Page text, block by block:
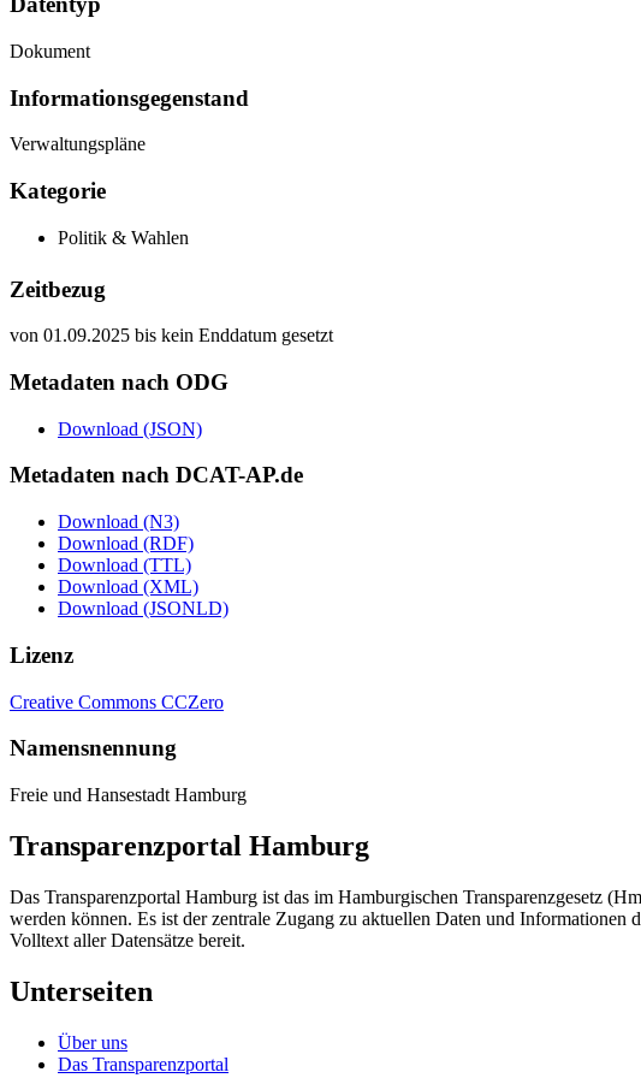
Dokument
Informations­gegenstand
Verwaltungspläne
Kategorie
Politik & Wahlen
Zeitbezug
von 01.09.2025 bis kein Enddatum gesetzt
Metadaten nach ODG
Download (JSON)
Metadaten nach DCAT-AP.de
Download (N3)
Download (RDF)
Download (TTL)
Download (XML)
Download (JSONLD)
Lizenz
Creative Commons CCZero
Namensnennung
Freie und Hansestadt Hamburg
Transparenzportal Hamburg
Das Transparenzportal Hamburg ist das im Hamburgischen Transparenzgesetz
werden können. Es ist der zentrale Zugang zu aktuellen Daten und
Volltext aller Datensätze bereit.
Unterseiten
Über uns
Das Transparenzportal